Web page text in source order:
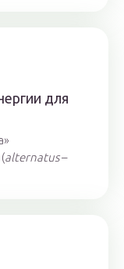
для
alternatus–